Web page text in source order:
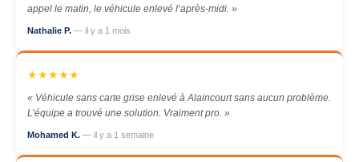
appel le matin, le véhicule enlevé l’après-midi. »
Nathalie P. — il y a 1 mois
★★★★★
« Véhicule sans carte grise enlevé à Alaincourt sans aucun problème.
L’équipe a trouvé une solution. Vraiment pro. »
Mohamed K. — il y a 1 semaine